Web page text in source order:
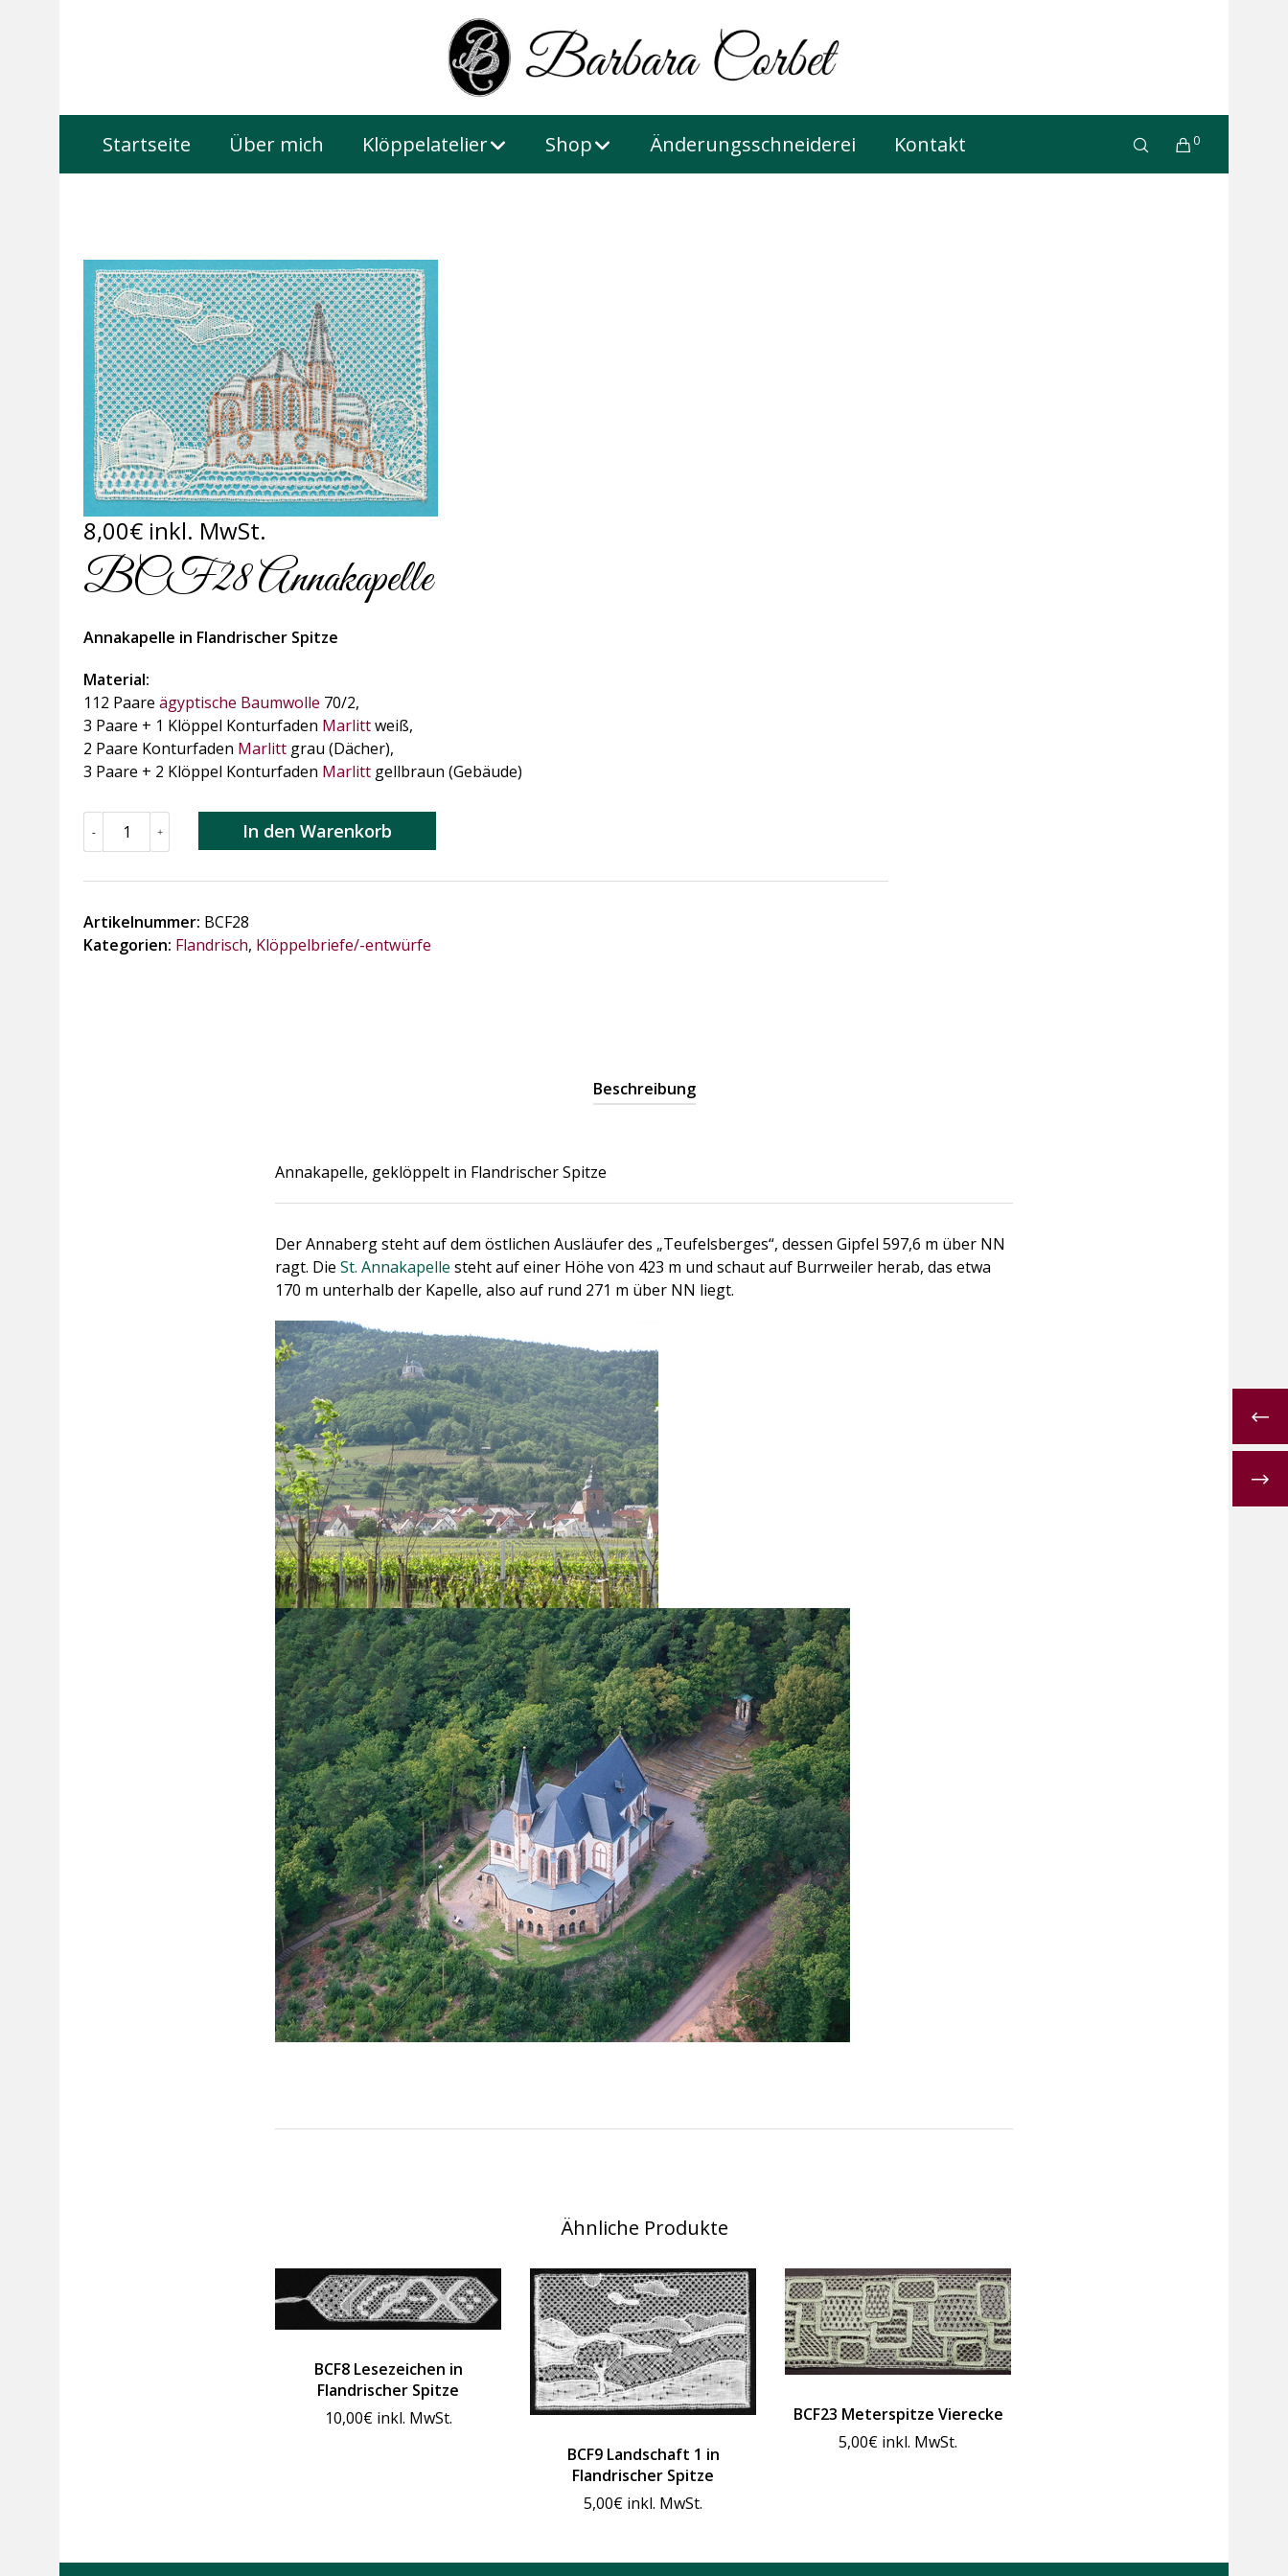
0
Startseite Über mich Klöppelatelier Shop Änderungsschneiderei Kontakt
8,00€ inkl. MwSt.
BCF28 Annakapelle
Annakapelle in Flandrischer Spitze
Material:
112 Paare ägyptische Baumwolle 70/2,
3 Paare + 1 Klöppel Konturfaden Marlittweiß,
2 Paare Konturfaden Marlitt grau (Dächer),
3 Paare + 2 Klöppel Konturfaden Marlitt gellbraun (Gebäude)
BCF28
Annakapelle
- + In den Warenkorb
Artikelnummer: BCF28
Kategorien: Flandrisch, Klöppelbriefe/-entwürfe
Beschreibung
Annakapelle, geklöppelt in Flandrischer Spitze
Der Annaberg steht auf dem östlichen Ausläufer des „Teufelsberges“, dessen Gipfel 597,6 m über NN
ragt. Die St. Annakapelle steht auf einer Höhe von 423 m und schaut auf Burrweiler herab, das etwa
170 m unterhalb der Kapelle, also auf rund 271 m über NN liegt.
Ähnliche Produkte
BCF8 Lesezeichen in
Flandrischer Spitze
10,00€ inkl. MwSt.
BCF9 Landschaft 1 in
Flandrischer Spitze
5,00€ inkl. MwSt.
BCF23 Meterspitze Vierecke
5,00€ inkl. MwSt.